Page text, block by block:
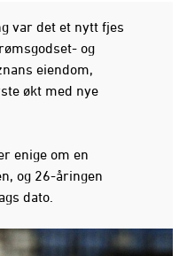
var det et nytt fjes
og
eiendom,
økt med nye
enige om en
og 26-åringen
dato.